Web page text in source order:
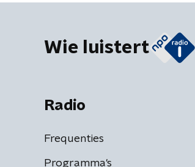
Wie luistert
Radio
Frequenties
Programma's